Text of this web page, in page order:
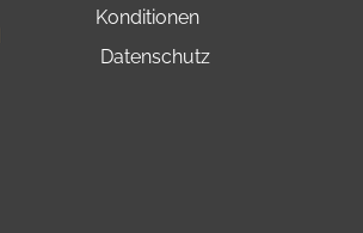
Konditionen
Datenschutz